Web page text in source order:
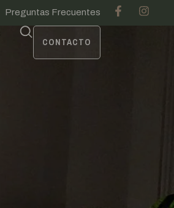
Preguntas Frecuentes
CONTACTO